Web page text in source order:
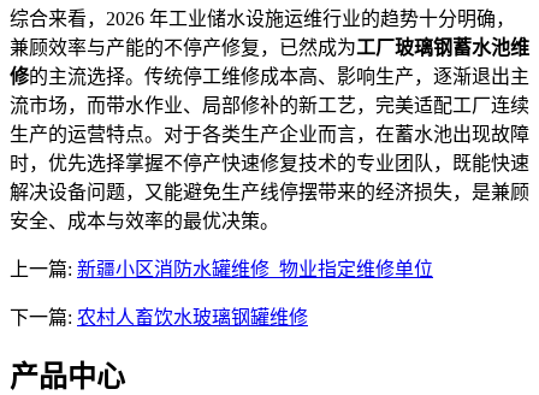
综合来看，2026 年工业储水设施运维行业的趋势十分明确，
兼顾效率与产能的不停产修复，已然成为工厂玻璃钢蓄水池维
修的主流选择。传统停工维修成本高、影响生产，逐渐退出主
流市场，而带水作业、局部修补的新工艺，完美适配工厂连续
生产的运营特点。对于各类生产企业而言，在蓄水池出现故障
时，优先选择掌握不停产快速修复技术的专业团队，既能快速
解决设备问题，又能避免生产线停摆带来的经济损失，是兼顾
安全、成本与效率的最优决策。
上一篇: 新疆小区消防水罐维修_物业指定维修单位
下一篇: 农村人畜饮水玻璃钢罐维修
产品中心